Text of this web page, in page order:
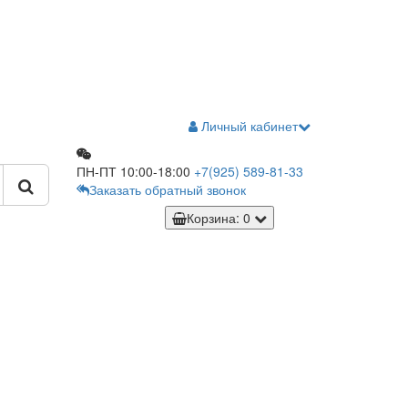
Личный кабинет
ПН-ПТ 10:00-18:00 +7(925) 589-81-33
Заказать обратный звонок
Корзина: 0